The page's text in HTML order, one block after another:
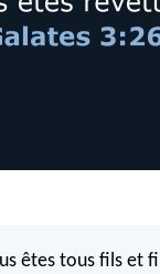
êtes tous fils et